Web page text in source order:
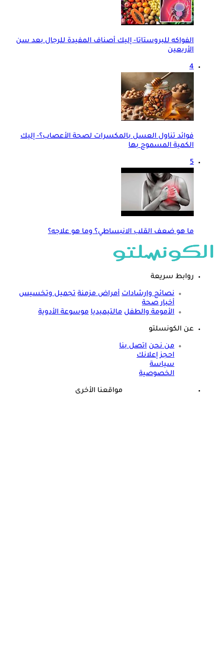
الفواكه للبروستاتا- إليك أصناف المفيدة للرجال بعد سن
الأربعين
4
فوائد تناول العسل بالمكسرات لصحة الأعصاب؟- إليك
الكمية المسموح بها
5
ما هو ضعف القلب الانبساطي؟ وما هو علاجه؟
روابط سريعة
نصائح وارشادات أمراض مزمنة تجميل وتخسيس
أخبار صحة
الأمومة والطفل مالتيميديا موسوعة الأدوية
عن الكونسلتو
من نحن اتصل بنا
احجز إعلانك
سياسة
الخصوصية
مواقعنا الأخرى